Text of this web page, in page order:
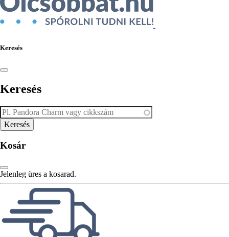
Keresés
Keresés
Kosár
Jelenleg üres a kosarad.